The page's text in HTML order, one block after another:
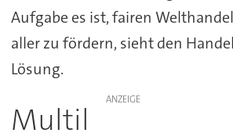
Aufgabe es ist, fairen
aller zu fördern, sieht den
Lösung.
ANZEIGE
Multil